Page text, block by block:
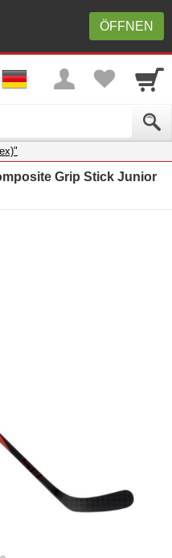
ÖFFNEN
Grip Stick Junior